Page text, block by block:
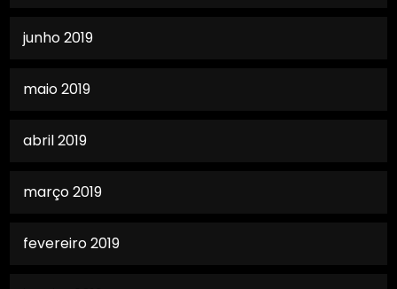
junho 2019
maio 2019
abril 2019
março 2019
fevereiro 2019